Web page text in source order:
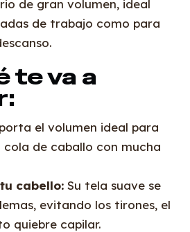
de gran volumen, ideal
de trabajo como para
te va a
el volumen ideal para
cola de caballo con mucha
cabello: Su tela suave se
evitando los tirones, el
quiebre capilar.